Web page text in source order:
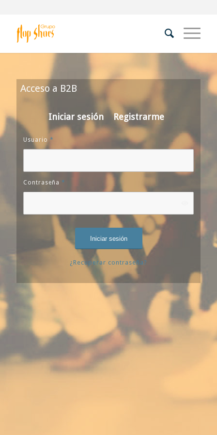
Acceso a B2B
Iniciar sesión Registrarme
Usuario *
Contraseña *
¿Recuperar contraseña?